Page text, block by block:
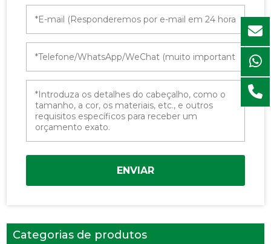
ENVIAR
Categorias de produtos